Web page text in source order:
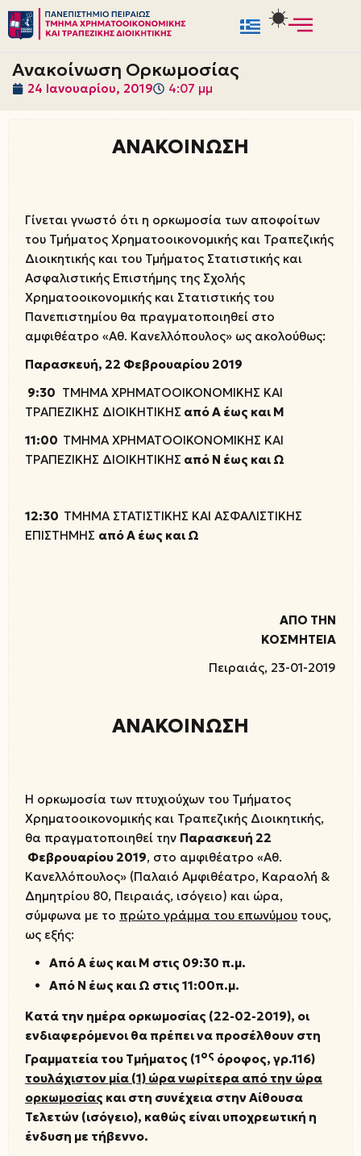
Μεταπηδήστε
στο
περιεχόμενο
Ανακοίνωση Ορκωμοσίας
24 Ιανουαρίου, 2019 4:07 μμ
ΑΝΑΚΟΙΝΩΣΗ
Γίνεται γνωστό ότι η ορκωμοσία των αποφοίτων
του Τμήματος Χρηματοοικονομικής και Τραπεζικής
Διοικητικής και του Τμήματος Στατιστικής και
Ασφαλιστικής Επιστήμης της Σχολής
Χρηματοοικονομικής και Στατιστικής του
Πανεπιστημίου θα πραγματοποιηθεί στο
αμφιθέατρο «Αθ. Κανελλόπουλος» ως ακολούθως:
Παρασκευή, 22 Φεβρουαρίου 2019
9:30 ΤΜΗΜΑ ΧΡΗΜΑΤΟΟΙΚΟΝΟΜΙΚΗΣ ΚΑΙ
ΤΡΑΠΕΖΙΚΗΣ ΔΙΟΙΚΗΤΙΚΗΣ από Α έως και Μ
11:00 ΤΜΗΜΑ ΧΡΗΜΑΤΟΟΙΚΟΝΟΜΙΚΗΣ ΚΑΙ
ΤΡΑΠΕΖΙΚΗΣ ΔΙΟΙΚΗΤΙΚΗΣ από Ν έως και Ω
12:30 ΤΜΗΜΑ ΣΤΑΤΙΣΤΙΚΗΣ ΚΑΙ ΑΣΦΑΛΙΣΤΙΚΗΣ
ΕΠΙΣΤΗΜΗΣ από Α έως και Ω
ΑΠΟ ΤΗΝ
ΚΟΣΜΗΤΕΙΑ
Πειραιάς, 23-01-2019
ΑΝΑΚΟΙΝΩΣΗ
Η ορκωμοσία των πτυχιούχων του Τμήματος
Χρηματοοικονομικής και Τραπεζικής Διοικητικής,
θα πραγματοποιηθεί την Παρασκευή 22
Φεβρουαρίου 2019, στο αμφιθέατρο «Αθ.
Κανελλόπουλος» (Παλαιό Αμφιθέατρο, Καραολή &
Δημητρίου 80, Πειραιάς, ισόγειο) και ώρα,
σύμφωνα με το πρώτο γράμμα του επωνύμου τους,
ως εξής:
Από Α έως και Μ στις 09:30 π.μ.
Από Ν έως και Ω στις 11:00π.μ.
Κατά την ημέρα ορκωμοσίας (22-02-2019), οι
ενδιαφερόμενοι θα πρέπει να προσέλθουν στη
Γραμματεία του Τμήματος (1ος όροφος, γρ.116)
τουλάχιστον μία (1) ώρα νωρίτερα από την ώρα
ορκωμοσίας και στη συνέχεια στην Αίθουσα
Τελετών (ισόγειο), καθώς είναι υποχρεωτική η
ένδυση με τήβεννο.